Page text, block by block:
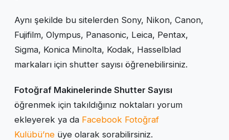
Aynı şekilde bu sitelerden Sony, Nikon, Canon,
Fujifilm, Olympus, Panasonic, Leica, Pentax,
Sigma, Konica Minolta, Kodak, Hasselblad
markaları için shutter sayısı öğrenebilirsiniz.
Fotoğraf Makinelerinde Shutter Sayısı
öğrenmek için takıldığınız noktaları yorum
ekleyerek ya da Facebook Fotoğraf
Kulübü’ne üye olarak sorabilirsiniz.